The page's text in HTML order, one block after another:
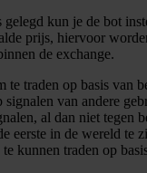
kun je de bot
prijs, hiervoor
de exchange.
traden op basis van
van andere
al dan niet tegen
eerste in de wereld te
kunnen traden op